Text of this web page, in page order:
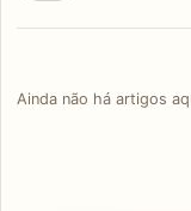
Ainda não há artigos